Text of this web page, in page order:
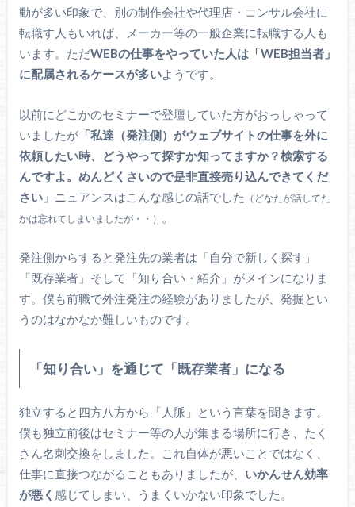
動が多い印象で、別の制作会社や代理店・コンサル会社に
転職す人もいれば、メーカー等の一般企業に転職する人も
います。ただWEBの仕事をやっていた人は「WEB担当者」
に配属されるケースが多いようです。
以前にどこかのセミナーで登壇していた方がおっしゃって
いましたが「私達（発注側）がウェブサイトの仕事を外に
依頼したい時、どうやって探すか知ってますか？検索する
んですよ。めんどくさいので是非直接売り込んできてくだ
さい」 ニュアンスはこんな感じの話でした （どなたが話してた
かは忘れてしまいましたが・・） 。
発注側からすると発注先の業者は「自分で新しく探す」
「既存業者」そして「知り合い・紹介」がメインになりま
す。僕も前職で外注発注の経験がありましたが、発掘とい
うのはなかなか難しいものです。
「知り合い」を通じて「既存業者」になる
独立すると四方八方から「人脈」という言葉を聞きます。
僕も独立前後はセミナー等の人が集まる場所に行き、たく
さん名刺交換をしました。これ自体が悪いことではなく、
仕事に直接つながることもありましたが、 いかんせん効率
が悪く 感じてしまい、うまくいかない印象でした。